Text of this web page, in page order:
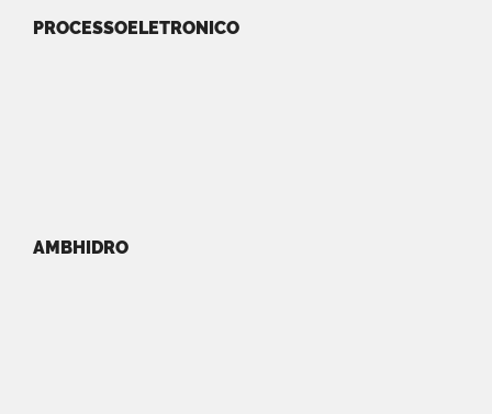
PROCESSOELETRONICO
AMBHIDRO